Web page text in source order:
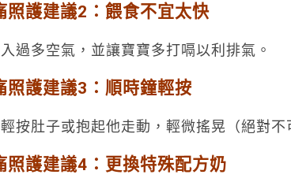
照護建議2 ：餵食不宜太快
過多空氣，並讓寶寶多打嗝以利排氣。
照護建議3 ：順時鐘輕按
按肚子或抱起他走動，輕微搖晃（絕對不
照護建議4 ：更換特殊配方奶